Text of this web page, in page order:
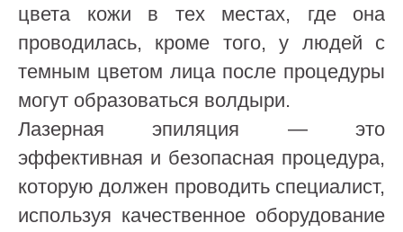
цвета кожи в тех местах, где она
проводилась, кроме того, у людей с
темным цветом лица после процедуры
могут образоваться волдыри.
Лазерная эпиляция — это
эффективная и безопасная процедура,
которую должен проводить специалист,
используя качественное оборудование